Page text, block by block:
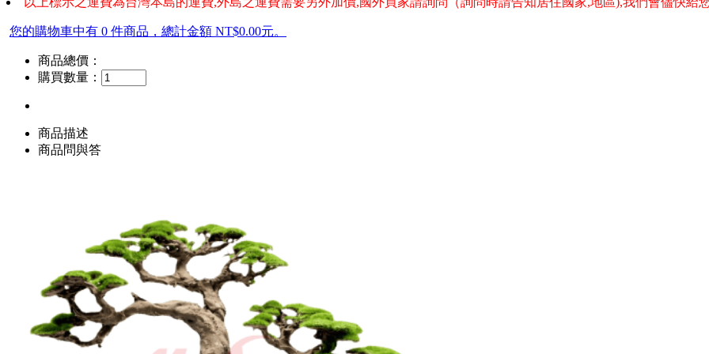
您的購物車中有 0 件商品，總計金額 NT$0.00元。
商品總價：
購買數量：
商品描述
商品問與答